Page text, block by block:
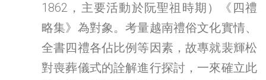
1862，主要活動於阮聖祖時期）《四禮
略集》為對象。考量越南禮俗文化實情、
全書四禮各佔比例等因素，故專就裴輝松
對喪葬儀式的詮解進行探討，一來確立此